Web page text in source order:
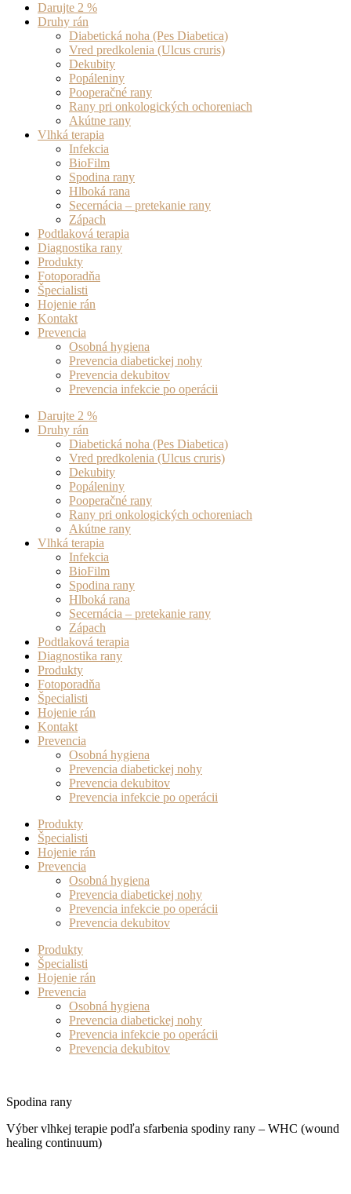
Darujte 2 %
Druhy rán
Diabetická noha (Pes Diabetica)
Vred predkolenia (Ulcus cruris)
Dekubity
Popáleniny
Pooperačné rany
Rany pri onkologických ochoreniach
Akútne rany
Vlhká terapia
Infekcia
BioFilm
Spodina rany
Hlboká rana
Secernácia – pretekanie rany
Zápach
Podtlaková terapia
Diagnostika rany
Produkty
Fotoporadňa
Špecialisti
Hojenie rán
Kontakt
Prevencia
Osobná hygiena
Prevencia diabetickej nohy
Prevencia dekubitov
Prevencia infekcie po operácii
Darujte 2 %
Druhy rán
Diabetická noha (Pes Diabetica)
Vred predkolenia (Ulcus cruris)
Dekubity
Popáleniny
Pooperačné rany
Rany pri onkologických ochoreniach
Akútne rany
Vlhká terapia
Infekcia
BioFilm
Spodina rany
Hlboká rana
Secernácia – pretekanie rany
Zápach
Podtlaková terapia
Diagnostika rany
Produkty
Fotoporadňa
Špecialisti
Hojenie rán
Kontakt
Prevencia
Osobná hygiena
Prevencia diabetickej nohy
Prevencia dekubitov
Prevencia infekcie po operácii
Produkty
Špecialisti
Hojenie rán
Prevencia
Osobná hygiena
Prevencia diabetickej nohy
Prevencia infekcie po operácii
Prevencia dekubitov
Produkty
Špecialisti
Hojenie rán
Prevencia
Osobná hygiena
Prevencia diabetickej nohy
Prevencia infekcie po operácii
Prevencia dekubitov
Spodina rany
Výber vlhkej terapie podľa sfarbenia spodiny rany – WHC (wound
healing continuum)